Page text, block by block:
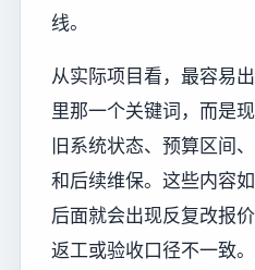
线。
从实际项目看，最容易
里那一个关键词，而是
旧系统状态、预算区间
和后续维保。这些内容
后面就会出现反复改报
返工或验收口径不一致。